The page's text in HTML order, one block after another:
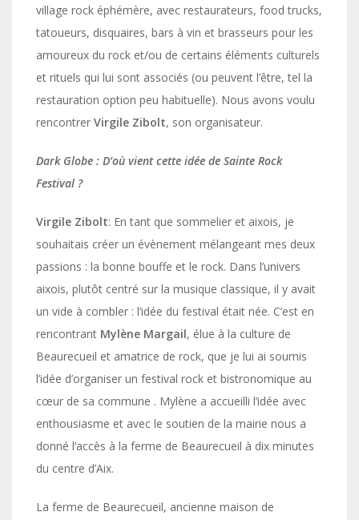
village rock éphémère, avec restaurateurs, food trucks,
tatoueurs, disquaires, bars à vin et brasseurs pour les
amoureux du rock et/ou de certains éléments culturels
et rituels qui lui sont associés (ou peuvent l’être, tel la
restauration option peu habituelle). Nous avons voulu
rencontrer Virgile Zibolt, son organisateur.
Dark Globe : D’où vient cette idée de Sainte Rock
Festival ?
Virgile Zibolt: En tant que sommelier et aixois, je
souhaitais créer un évènement mélangeant mes deux
passions : la bonne bouffe et le rock. Dans l’univers
aixois, plutôt centré sur la musique classique, il y avait
un vide à combler : l’idée du festival était née. C’est en
rencontrant Mylène Margail, élue à la culture de
Beaurecueil et amatrice de rock, que je lui ai soumis
l’idée d’organiser un festival rock et bistronomique au
cœur de sa commune . Mylène a accueilli l’idée avec
enthousiasme et avec le soutien de la mairie nous a
donné l’accès à la ferme de Beaurecueil à dix minutes
du centre d’Aix.
La ferme de Beaurecueil, ancienne maison de